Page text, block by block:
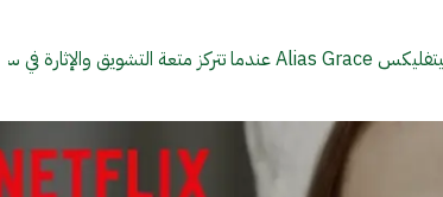
مسلسل نيتفليكس Alias Grace عندما تتركز متعة التشويق والإثارة في ست